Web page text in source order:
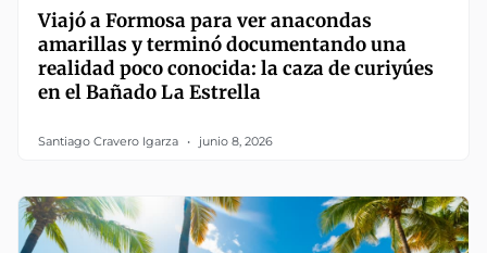
Viajó a Formosa para ver anacondas
amarillas y terminó documentando una
realidad poco conocida: la caza de curiyúes
en el Bañado La Estrella
Santiago Cravero Igarza junio 8, 2026